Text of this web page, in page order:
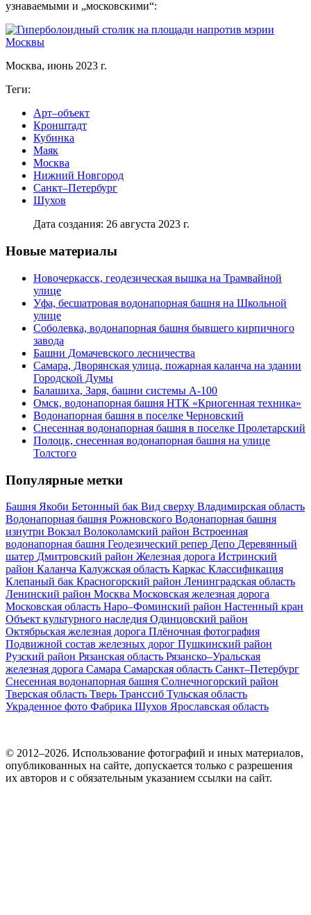
узнаваемыми и „московскими“:
Москва, июнь 2023 г.
Теги:
Арт–объект
Кронштадт
Кубинка
Маяк
Москва
Нижний Новгород
Санкт–Петербург
Шухов
Дата создания: 26 августа 2023 г.
Новые материалы
Новочеркасск, геодезическая вышка на Трамвайной
улице
Уфа, бесшатровая водонапорная башня на Школьной
улице
Соболевка, водонапорная башня бывшего кирпичного
завода
Башни Домачевского лесничества
Самара, Дворянская улица, пожарная каланча на здании
Городской Думы
Балашиха, Заря, башни системы А-100
Омск, водонапорная башня НТК «Криогенная техника»
Водонапорная башня в поселке Черновский
Снесенная водонапорная башня в поселке Пролетарский
Полоцк, снесенная водонапорная башня на улице
Толстого
Популярные метки
Башня Якоби Бетонный бак Вид сверху Владимирская область
Водонапорная башня Рожновского Водонапорная башня
изнутри Вокзал Волоколамский район Встроенная
водонапорная башня Геодезический репер Депо Деревянный
шатер Дмитровский район Железная дорога Истринский
район Каланча Калужская область Каркас Классификация
Клепаный бак Красногорский район Ленинградская область
Ленинский район Москва Московская железная дорога
Московская область Наро–Фоминский район Настенный кран
Объект культурного наследия Одинцовский район
Октябрьская железная дорога Плёночная фотография
Подвижной состав железных дорог Пушкинский район
Рузский район Рязанская область Рязанско–Уральская
железная дорога Самара Самарская область Санкт–Петербург
Снесенная водонапорная башня Солнечногорский район
Тверская область Тверь Транссиб Тульская область
Украденное фото Фабрика Шухов Ярославская область
© 2012–2026. Использование фотографий и иных материалов,
опубликованных на сайте, допускается только с разрешения
их авторов и c обязательным указанием ссылки на сайт.